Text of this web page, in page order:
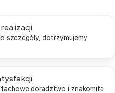
szczegóły, dotrzymujemy
fachowe doradztwo i znakomite